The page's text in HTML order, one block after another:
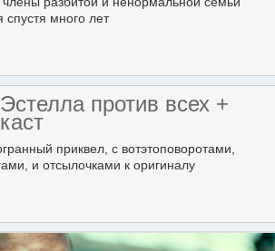
спустя много лет
против всех +
приквел, с вотэтоповоротами,
и отсылочками к оригиналу